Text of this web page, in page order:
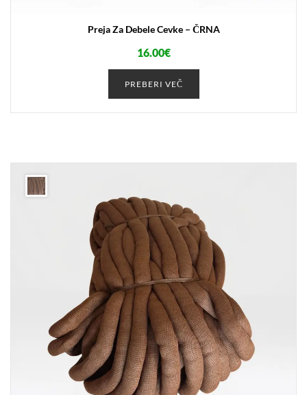
Preja Za Debele Cevke – ČRNA
16.00€
PREBERI VEČ